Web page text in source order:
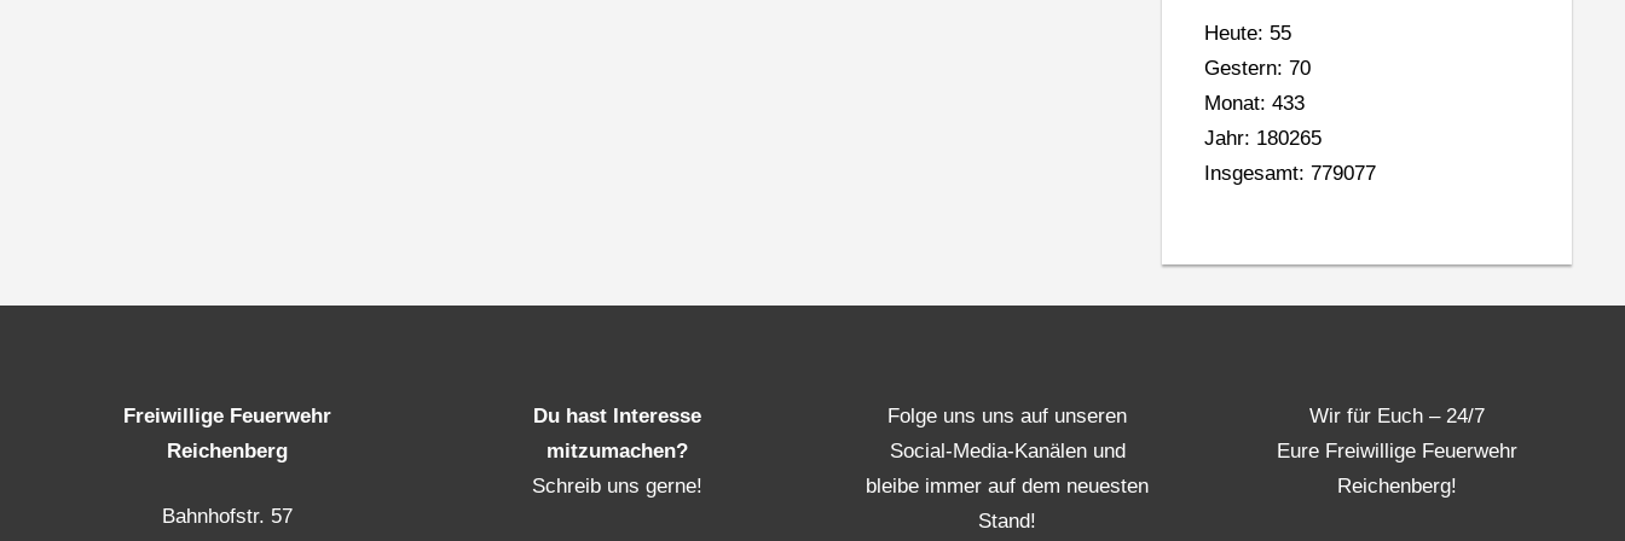
Heute: 55
Gestern: 70
Monat: 433
Jahr: 180265
Insgesamt: 779077
Freiwillige Feuerwehr
Reichenberg
Bahnhofstr. 57
Du hast Interesse
mitzumachen?
Schreib uns gerne!
Folge uns uns auf unseren
Social-Media-Kanälen und
bleibe immer auf dem neuesten
Stand!
Wir für Euch – 24/7
Eure Freiwillige Feuerwehr
Reichenberg!